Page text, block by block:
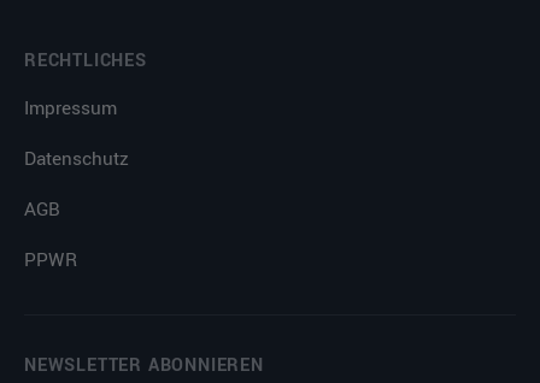
RECHTLICHES
Impressum
Datenschutz
AGB
PPWR
NEWSLETTER ABONNIEREN